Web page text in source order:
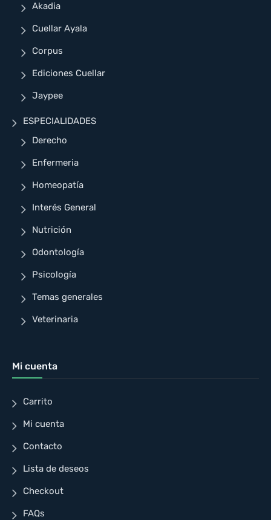
Akadia
Cuellar Ayala
Corpus
Ediciones Cuellar
Jaypee
ESPECIALIDADES
Derecho
Enfermeria
Homeopatía
Interés General
Nutrición
Odontología
Psicología
Temas generales
Veterinaria
Mi cuenta
Carrito
Mi cuenta
Contacto
Lista de deseos
Checkout
FAQs